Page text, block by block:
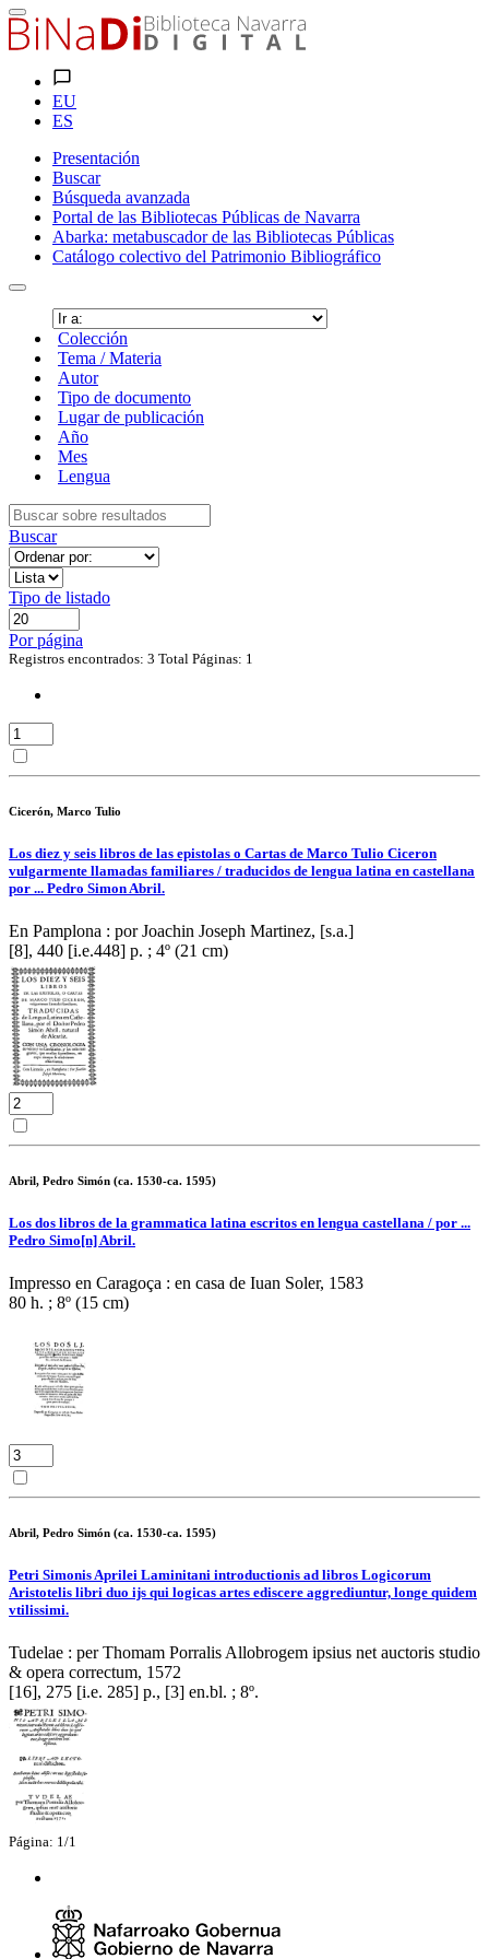
EU
ES
Presentación
Buscar
Búsqueda avanzada
Portal de las Bibliotecas Públicas de Navarra
Abarka: metabuscador de las Bibliotecas Públicas
Catálogo colectivo del Patrimonio Bibliográfico
Colección
Tema / Materia
Autor
Tipo de documento
Lugar de publicación
Año
Mes
Lengua
Buscar
Tipo de listado
Por página
Registros encontrados: 3 Total Páginas: 1
Cicerón, Marco Tulio
Los diez y seis libros de las epistolas o Cartas de Marco Tulio Ciceron
vulgarmente llamadas familiares / traducidos de lengua latina en castellana
por ... Pedro Simon Abril.
En Pamplona : por Joachin Joseph Martinez, [s.a.]
[8], 440 [i.e.448] p. ; 4º (21 cm)
Abril, Pedro Simón (ca. 1530-ca. 1595)
Los dos libros de la grammatica latina escritos en lengua castellana / por ...
Pedro Simo[n] Abril.
Impresso en Caragoça : en casa de Iuan Soler, 1583
80 h. ; 8º (15 cm)
Abril, Pedro Simón (ca. 1530-ca. 1595)
Petri Simonis Aprilei Laminitani introductionis ad libros Logicorum
Aristotelis libri duo ijs qui logicas artes ediscere aggrediuntur, longe quidem
vtilissimi.
Tudelae : per Thomam Porralis Allobrogem ipsius net auctoris studio
& opera correctum, 1572
[16], 275 [i.e. 285] p., [3] en.bl. ; 8º.
Página: 1/1